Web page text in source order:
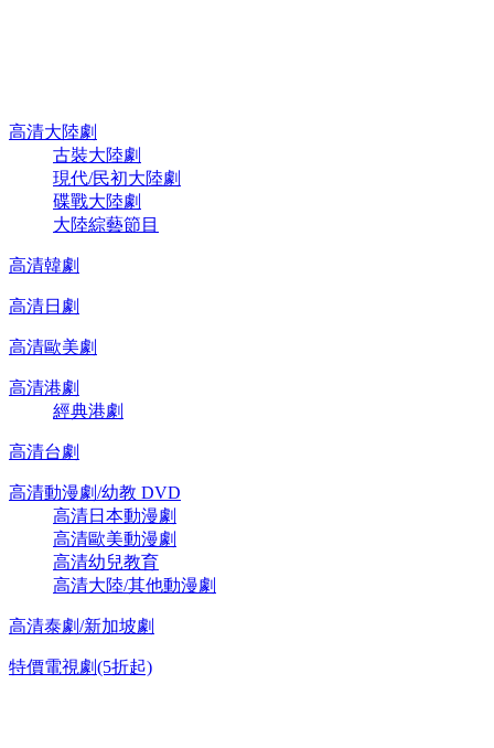
高清大陸劇
古裝大陸劇
現代/民初大陸劇
碟戰大陸劇
大陸綜藝節目
高清韓劇
高清日劇
高清歐美劇
高清港劇
經典港劇
高清台劇
高清動漫劇/幼教 DVD
高清日本動漫劇
高清歐美動漫劇
高清幼兒教育
高清大陸/其他動漫劇
高清泰劇/新加坡劇
特價電視劇(5折起)